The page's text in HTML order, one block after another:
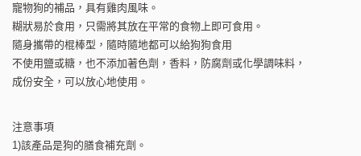
寵物狗的補品，具有雞肉風味。
糊狀易於食用，只需將其放在平常的食物上即可食用。
隨身攜帶的棍棒型，隨時隨地都可以給狗狗食用
不使用鹽或糖，也不添加著色劑，香料，防腐劑或化學調味料，
成份安全，可以放心地使用。
注意事項
1)該產品是狗的膳食補充劑。